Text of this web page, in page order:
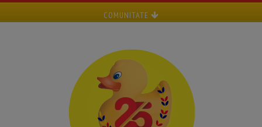
COMUNITATE